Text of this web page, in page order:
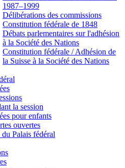
1987–1999
Délibérations des commissions
Constitution fédérale de 1848
Débats parlementaires sur l'adhésion
à la Société des Nations
Constitution fédérale / Adhésion de
la Suisse à la Société des Nations
la session
pour enfants
ouvertes
Palais fédéral